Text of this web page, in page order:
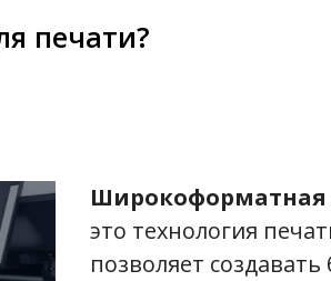
печати?
Широкоформатная
это технология
позволяет